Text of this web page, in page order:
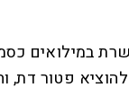
במילואים
פטור דת,